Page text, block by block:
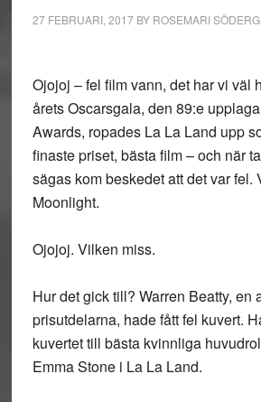
27 FEBRUARI, 2017BY ROSEMARI
Ojojoj – fel film vann, det har vi väl
årets Oscarsgala, den 89:e
Awards, ropades La La Land upp
finaste priset, bästa film – och när
sägas kom beskedet att det var fel.
Moonlight.
Ojojoj. Vilken miss.
Hur det gick till? Warren Beatty, en
prisutdelarna, hade fått fel kuvert.
kuvertet till bästa kvinnliga
Emma Stone i La La Land.